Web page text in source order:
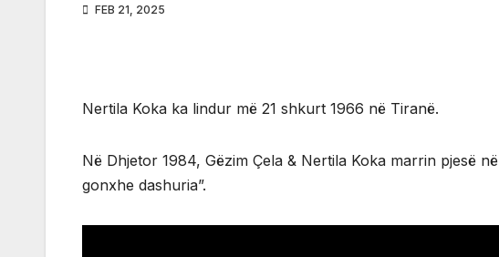
FEB 21, 2025
Nertila Koka ka lindur më 21 shkurt 1966 në Tiranë.
Në Dhjetor 1984, Gëzim Çela & Nertila Koka marrin pjesë
gonxhe dashuria”.